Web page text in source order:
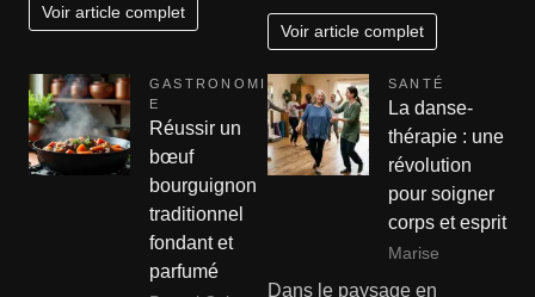
Voir article complet
Voir article complet
GASTRONOMI
E
Réussir un
bœuf
bourguignon
traditionnel
fondant et
parfumé
SANTÉ
La danse-
thérapie : une
révolution
pour soigner
corps et esprit
Marise
Dans le paysage en